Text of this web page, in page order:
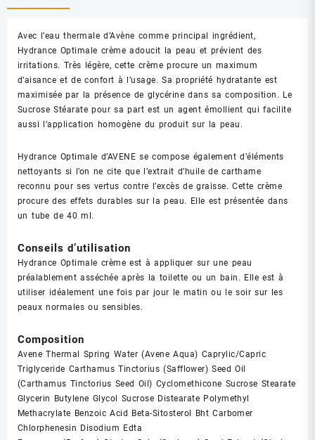
Avec l’eau thermale d’Avène comme principal ingrédient,
Hydrance Optimale crème adoucit la peau et prévient des
irritations. Très légère, cette crème procure un maximum
d’aisance et de confort à l’usage. Sa propriété hydratante est
maximisée par la présence de glycérine dans sa composition. Le
Sucrose Stéarate pour sa part est un agent émollient qui facilite
aussi l’application homogène du produit sur la peau.
Hydrance Optimale d’AVENE se compose également d’éléments
nettoyants si l’on ne cite que l’extrait d’huile de carthame
reconnu pour ses vertus contre l’excès de graisse. Cette crème
procure des effets durables sur la peau. Elle est présentée dans
un tube de 40 ml.
Conseils d’utilisation
Hydrance Optimale crème est à appliquer sur une peau
préalablement asséchée après la toilette ou un bain. Elle est à
utiliser idéalement une fois par jour le matin ou le soir sur les
peaux normales ou sensibles.
Composition
Avene Thermal Spring Water (Avene Aqua) Caprylic/Capric
Triglyceride Carthamus Tinctorius (Safflower) Seed Oil
(Carthamus Tinctorius Seed Oil) Cyclomethicone Sucrose Stearate
Glycerin Butylene Glycol Sucrose Distearate Polymethyl
Methacrylate Benzoic Acid Beta-Sitosterol Bht Carbomer
Chlorphenesin Disodium Edta